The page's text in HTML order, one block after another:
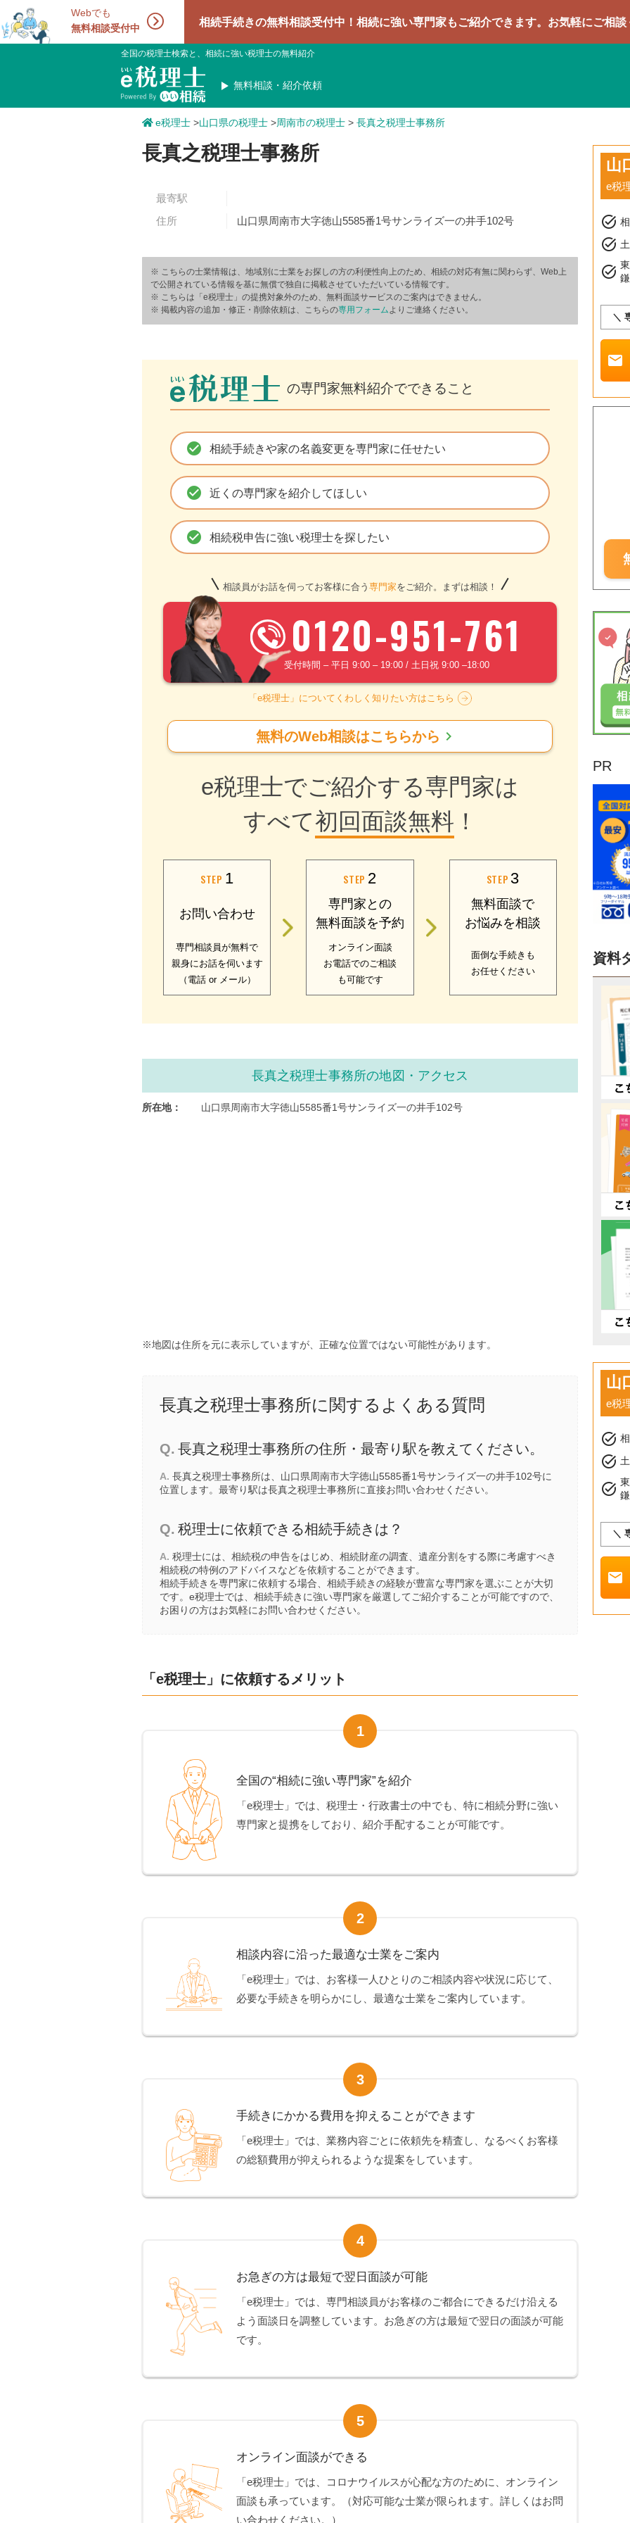
Webでも
無料相談受付中
相続手続きの無料相談受付中！相続に強い専門家もご紹介できます。お気軽にご相談ください
全国の税理士検索と、相続に強い税理士の無料紹介
無料相談・紹介依頼
e税理士 >山口県の税理士 >周南市の税理士 > 長真之税理士事務所
長真之税理士事務所
最寄駅
住所
山口県周南市大字徳山5585番1号サンライズ一の井手102号
※ こちらの士業情報は、地域別に士業をお探しの方の利便性向上のため、相続の対応有無に関わらず、Web上
で公開されている情報を基に無償で独自に掲載させていただいている情報です。
※ こちらは「e税理士」の提携対象外のため、無料面談サービスのご案内はできません。
※ 掲載内容の追加・修正・削除依頼は、こちらの専用フォームよりご連絡ください。
の専門家無料紹介でできること
check_circle 相続手続きや家の名義変更を専門家に任せたい
check_circle 近くの専門家を紹介してほしい
check_circle 相続税申告に強い税理士を探したい
相談員がお話を伺ってお客様に合う専門家をご紹介。まずは相談！
0120-951-761
受付時間 – 平日 9:00 – 19:00 / 土日祝 9:00 –18:00
「e税理士」についてくわしく知りたい方はこちら
無料のWeb相談はこちらから chevron_right
e税理士でご紹介する専門家は
すべて初回面談無料 ！
STEP 1
お問い合わせ
専門相談員が無料で
親身にお話を伺います
（電話 or メール）
STEP 2
専門家との
無料面談を予約
オンライン面談
お電話でのご相談
も可能です
STEP 3
無料面談で
お悩みを相談
面倒な手続きも
お任せください
長真之税理士事務所の地図・アクセス
所在地： 山口県周南市大字徳山5585番1号サンライズ一の井手102号
※地図は住所を元に表示していますが、正確な位置ではない可能性があります。
長真之税理士事務所に関するよくある質問
Q. 長真之税理士事務所の住所・最寄り駅を教えてください。
A. 長真之税理士事務所は、山口県周南市大字徳山5585番1号サンライズ一の井手102号に
位置します。最寄り駅は長真之税理士事務所に直接お問い合わせください。
Q. 税理士に依頼できる相続手続きは？
A. 税理士には、相続税の申告をはじめ、相続財産の調査、遺産分割をする際に考慮すべき
相続税の特例のアドバイスなどを依頼することができます。
相続手続きを専門家に依頼する場合、相続手続きの経験が豊富な専門家を選ぶことが大切
です。e税理士では、相続手続きに強い専門家を厳選してご紹介することが可能ですので、
お困りの方はお気軽にお問い合わせください。
「e税理士」に依頼するメリット
1
全国の“相続に強い専門家”を紹介
「e税理士」では、税理士・行政書士の中でも、特に相続分野に強い
専門家と提携をしており、紹介手配することが可能です。
2
相談内容に沿った最適な士業をご案内
「e税理士」では、お客様一人ひとりのご相談内容や状況に応じて、
必要な手続きを明らかにし、最適な士業をご案内しています。
3
手続きにかかる費用を抑えることができます
「e税理士」では、業務内容ごとに依頼先を精査し、なるべくお客様
の総額費用が抑えられるような提案をしています。
4
お急ぎの方は最短で翌日面談が可能
「e税理士」では、専門相談員がお客様のご都合にできるだけ沿える
よう面談日を調整しています。お急ぎの方は最短で翌日の面談が可能
です。
5
オンライン面談ができる
「e税理士」では、コロナウイルスが心配な方のために、オンライン
面談も承っています。（対応可能な士業が限られます。詳しくはお問
い合わせください。）
山
e税
task_alt
task_alt
task_alt
＼
mail
PR
資料
山
e税
task_alt
task_alt
task_alt
＼
mail